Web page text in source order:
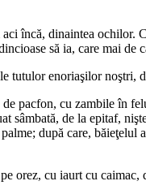
încă, dinaintea
să ia, care mai
tutulor enoriaşilor
pacfon, cu zambile în
sâmbată, de la epitaf,
după care,
orez, cu iaurt cu caimac,